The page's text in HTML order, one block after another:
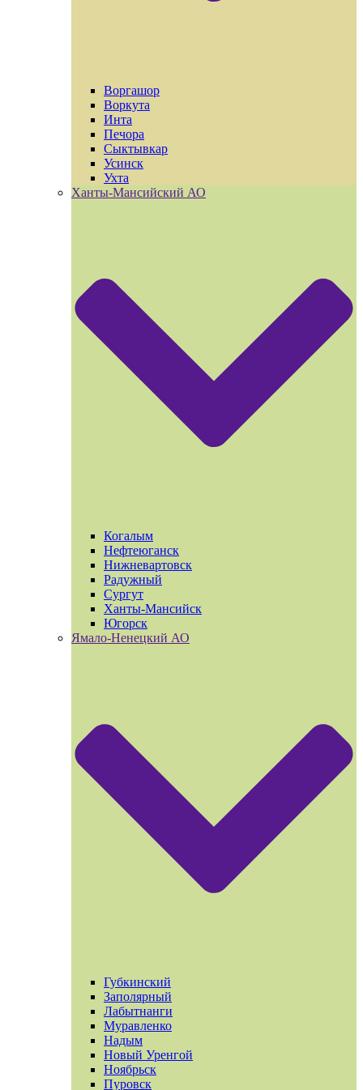
Воргашор
Воркута
Инта
Печора
Сыктывкар
Усинск
Ухта
Ханты-Мансийский АО
Когалым
Нефтеюганск
Нижневартовск
Радужный
Сургут
Ханты-Мансийск
Югорск
Ямало-Ненецкий АО
Губкинский
Заполярный
Лабытнанги
Муравленко
Надым
Новый Уренгой
Ноябрьск
Пуровск